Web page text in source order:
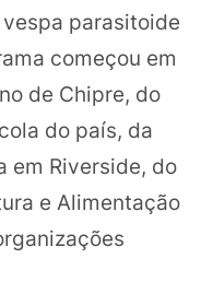
parasitoide
começou em
de Chipre, do
do país, da
em Riverside, do
e Alimentação